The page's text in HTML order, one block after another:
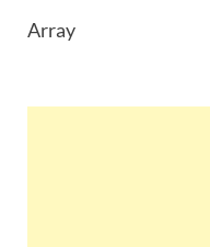
Array